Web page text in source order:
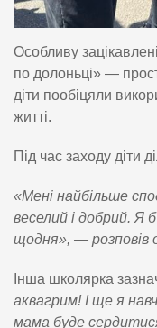
Особливу
по долоньці» —
діти пообіцяли
житті.
Під час заходу діти
«Мені найбільше
веселий і добрий. Я
щодня», — розповів
Інша школярка
аквагрим! І ще я
мама буде